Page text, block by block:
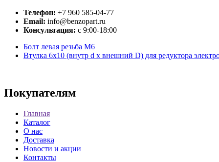
Телефон: +7 960 585-04-77
Email: info@benzopart.ru
Консультация: с 9:00-18:00
Болт левая резьба M6
Втулка 6х10 (внутр d х внешний D) для редуктора
Покупателям
Главная
Каталог
О нас
Доставка
Новости и акции
Контакты